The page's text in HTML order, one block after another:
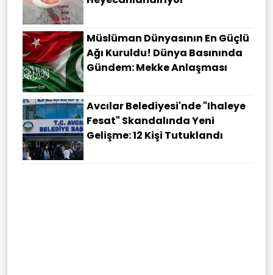
Müslüman Dünyasının En Güçlü
Ağı Kuruldu! Dünya Basınında
Gündem: Mekke Anlaşması
Avcılar Belediyesi'nde "ihaleye
Fesat" Skandalında Yeni
Gelişme: 12 Kişi Tutuklandı